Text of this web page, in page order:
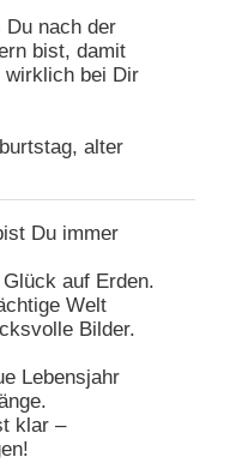
Du nach der
bist, damit
wirklich bei Dir
alter
Du immer
auf Erden.
Welt
Bilder.
Lebensjahr
klar –